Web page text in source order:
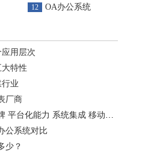
12 OA办公系统
用层次
特性
业
厂商
台化能力 系统集成 移动应用
公系统对比
少？